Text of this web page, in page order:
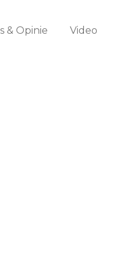
& Opinie Video